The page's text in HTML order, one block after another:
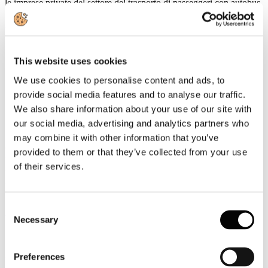
This website uses cookies
We use cookies to personalise content and ads, to
provide social media features and to analyse our traffic.
We also share information about your use of our site with
our social media, advertising and analytics partners who
may combine it with other information that you’ve
provided to them or that they’ve collected from your use
of their services.
Selection
Necessary
Preferences
le imprese private del settore del trasporto di passeggeri con autobus.
Leggi tutto...
necessario compensare perdite di linee
commerciali e trasporto turistico
Dettagli
Pubblicato: 27 Aprile 2020
Compensare le perdite di fatturato patite dalle imprese di trasporto
turistico e di linea commerciale a corto e lungo raggio a causa
dell’emergenza per il Covid-19: questa la richiesta del Presidente di
le imprese di TPL e trasporto scolastico